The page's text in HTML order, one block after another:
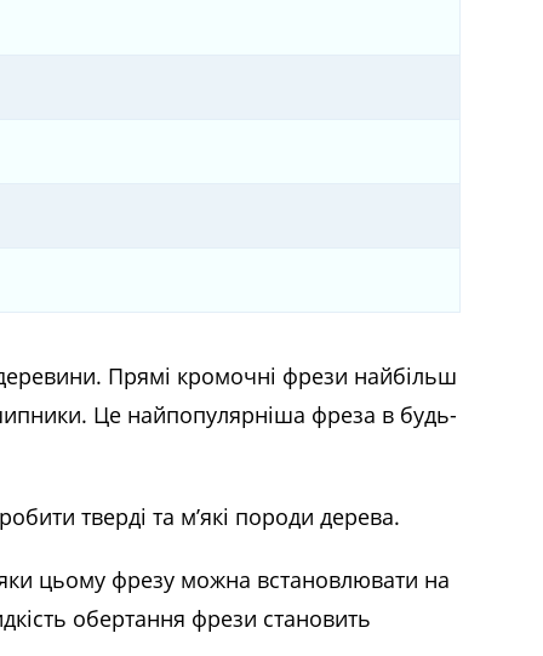
Прямі кромочні фрези найбільш
Це найпопулярніша фреза в будь-
тверді та м’які породи дерева.
цьому фрезу можна встановлювати на
обертання фрези становить